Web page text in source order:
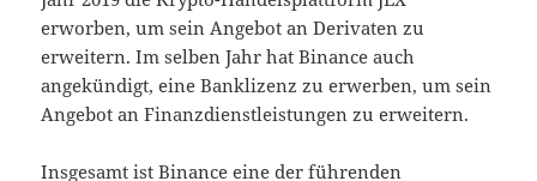
erworben, um sein Angebot an Derivaten zu
erweitern. Im selben Jahr hat Binance auch
angekündigt, eine Banklizenz zu erwerben, um sein
Angebot an Finanzdienstleistungen zu erweitern.
Insgesamt ist Binance eine der führenden